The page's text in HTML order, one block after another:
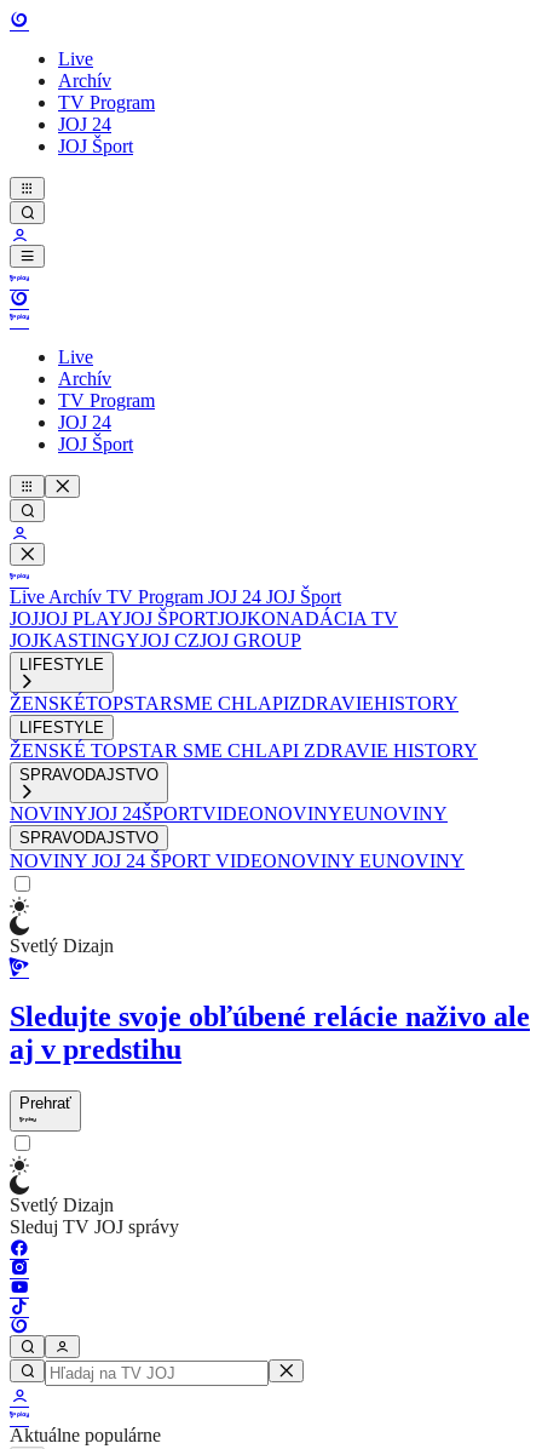
Live
Archív
TV Program
JOJ 24
JOJ Šport
Live
Archív
TV Program
JOJ 24
JOJ Šport
Live Archív TV Program JOJ 24 JOJ Šport
JOJJOJ PLAYJOJ ŠPORTJOJKONADÁCIA TV
JOJKASTINGYJOJ CZJOJ GROUP
LIFESTYLE
ŽENSKÉTOPSTARSME CHLAPIZDRAVIEHISTORY
LIFESTYLE
ŽENSKÉ TOPSTAR SME CHLAPI ZDRAVIE HISTORY
SPRAVODAJSTVO
NOVINYJOJ 24ŠPORTVIDEONOVINYEUNOVINY
SPRAVODAJSTVO
NOVINY JOJ 24 ŠPORT VIDEONOVINY EUNOVINY
Svetlý Dizajn
Sledujte svoje obľúbené relácie naživo ale
aj v predstihu
Prehrať
Svetlý Dizajn
Sleduj TV JOJ správy
Aktuálne populárne